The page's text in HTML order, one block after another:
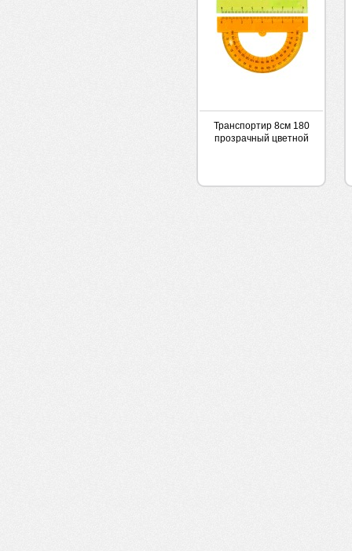
Транспортир 8см 180
прозрачный цветной